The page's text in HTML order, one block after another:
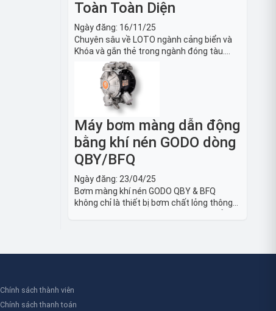
Toàn Toàn Diện
Ngày đăng: 16/11/25
Chuyên sâu về LOTO ngành cảng biển và
Khóa và gắn thẻ trong ngành đóng tàu.
Hướng dẫn chi tiết quy trình, tiêu chuẩn
OSHA, thiết bị và Giải pháp LOTO trong
công nghiệp đóng tàu toàn diện.
Máy bơm màng dẫn động
bằng khí nén GODO dòng
QBY/BFQ
Ngày đăng: 23/04/25
Bơm màng khí nén GODO QBY & BFQ
không chỉ là thiết bị bơm chất lỏng thông
Chính sách thành viên
Chính sách thanh toán